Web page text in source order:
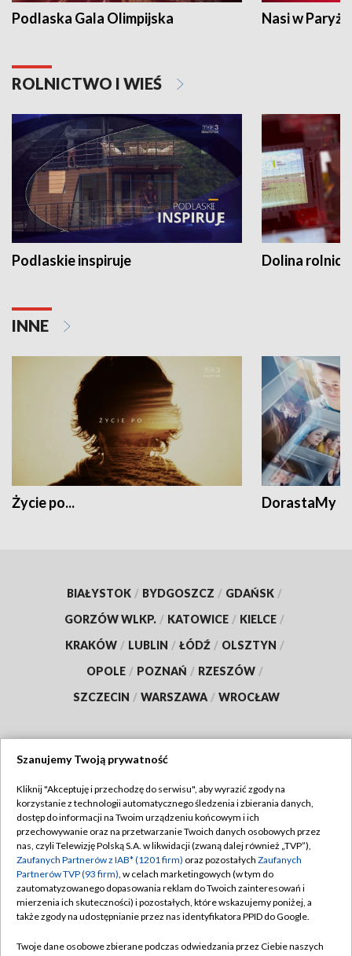
Podlaska Gala Olimpijska Nasi w Paryżu
ROLNICTWO I WIEŚ
Podlaskie inspiruje Dolina
INNE
Życie po... DorastaMy
BIAŁYSTOK / BYDGOSZCZ / GDAŃSK /
GORZÓW WLKP. / KATOWICE / KIELCE /
KRAKÓW / LUBLIN / ŁÓDŹ / OLSZTYN /
OPOLE / POZNAŃ / RZESZÓW /
SZCZECIN / WARSZAWA / WROCŁAW
TVP
Abonament TVP
Emisja w TVP
Centrum informacji TVP
Naziemna Telewizja Cyfrowa
Regulamin TVP
Polityka prywatności
Moje zgody
Pomoc
Szanujemy Twoją prywatność
Kliknij "Akceptuję i przechodzę do serwisu", aby wyrazić zgody na
korzystanie z technologii automatycznego śledzenia i zbierania danych,
dostęp do informacji na Twoim urządzeniu końcowym i ich
przechowywanie oraz na przetwarzanie Twoich danych osobowych przez
nas, czyli Telewizję Polską S.A. w likwidacji (zwaną dalej również „TVP”),
Zaufanych Partnerów z IAB* (1201 firm) oraz pozostałych Zaufanych
Partnerów TVP (93 firm), w celach marketingowych (w tym do
zautomatyzowanego dopasowania reklam do Twoich zainteresowań i
mierzenia ich skuteczności) i pozostałych, które wskazujemy poniżej, a
także zgody na udostępnianie przez nas identyfikatora PPID do Google.
Twoje dane osobowe zbierane podczas odwiedzania przez Ciebie naszych